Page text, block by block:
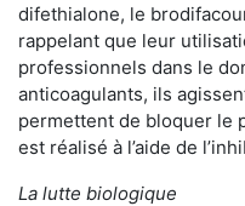
difethialone, le
rappelant que leur
professionnels dans le
anticoagulants, ils
permettent de bloquer le
est réalisé à l’aide de
La lutte biologique